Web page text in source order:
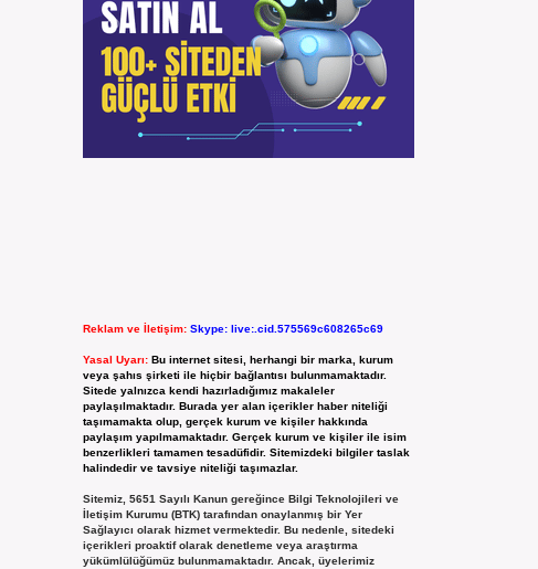
Reklam ve İletişim: Skype: live:.cid.575569c608265c69
Yasal Uyarı: Bu internet sitesi, herhangi bir marka, kurum
veya şahıs şirketi ile hiçbir bağlantısı bulunmamaktadır.
Sitede yalnızca kendi hazırladığımız makaleler
paylaşılmaktadır. Burada yer alan içerikler haber niteliği
taşımamakta olup, gerçek kurum ve kişiler hakkında
paylaşım yapılmamaktadır. Gerçek kurum ve kişiler ile isim
benzerlikleri tamamen tesadüfidir. Sitemizdeki bilgiler taslak
halindedir ve tavsiye niteliği taşımazlar.
Sitemiz, 5651 Sayılı Kanun gereğince Bilgi Teknolojileri ve
İletişim Kurumu (BTK) tarafından onaylanmış bir Yer
Sağlayıcı olarak hizmet vermektedir. Bu nedenle, sitedeki
içerikleri proaktif olarak denetleme veya araştırma
yükümlülüğümüz bulunmamaktadır. Ancak, üyelerimiz